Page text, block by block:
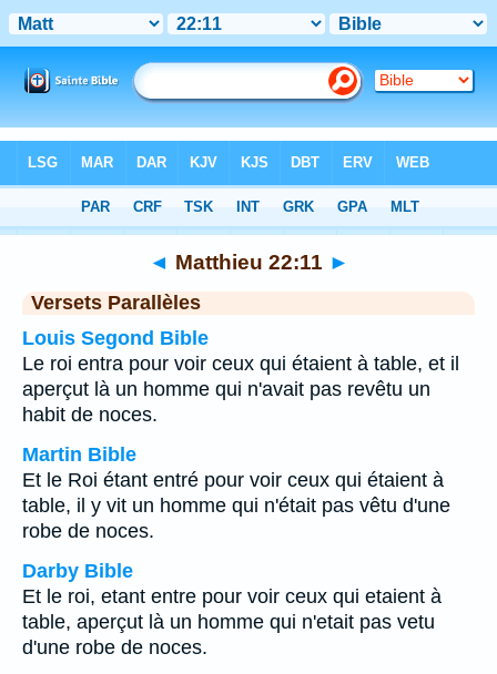
Chapitre 22> Verset 11
◄ Matthieu 22:11 ►
Versets Parallèles
Louis Segond Bible
Le roi entra pour voir ceux qui étaient à table, et il
aperçut là un homme qui n'avait pas revêtu un
habit de noces.
Martin Bible
Et le Roi étant entré pour voir ceux qui étaient à
table, il y vit un homme qui n'était pas vêtu d'une
robe de noces.
Darby Bible
Et le roi, etant entre pour voir ceux qui etaient à
table, aperçut là un homme qui n'etait pas vetu
d'une robe de noces.